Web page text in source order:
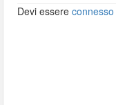
Devi essereconnesso